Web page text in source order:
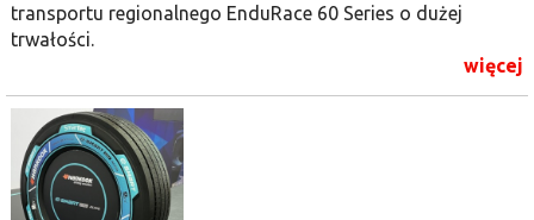
transportu regionalnego EnduRace 60 Series o dużej
trwałości.
więcej